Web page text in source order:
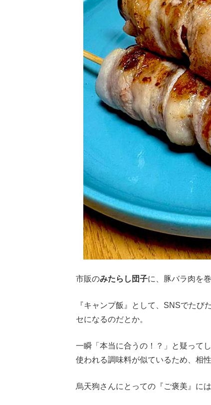
市販のみたらし団子に、豚バラ肉を
『キャンプ飯』として、SNSでたび
セになるのだとか。
一瞬「本当に合うの！？」と疑って
使われる調味料が似ているため、相
烏天狗さんにとっての『ご褒美』に